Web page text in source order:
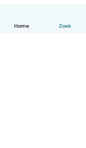
Home Zoek